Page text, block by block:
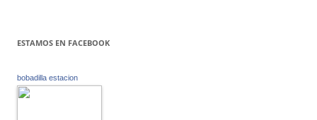
ESTAMOS EN FACEBOOK
bobadilla estacion